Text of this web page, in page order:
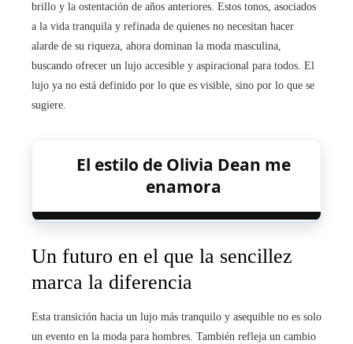
brillo y la ostentación de años anteriores. Estos tonos, asociados
a la vida tranquila y refinada de quienes no necesitan hacer
alarde de su riqueza, ahora dominan la moda masculina,
buscando ofrecer un lujo accesible y aspiracional para todos. El
lujo ya no está definido por lo que es visible, sino por lo que se
sugiere.
El estilo de Olivia Dean me
enamora
Un futuro en el que la sencillez
marca la diferencia
Esta transición hacia un lujo más tranquilo y asequible no es solo
un evento en la moda para hombres. También refleja un cambio